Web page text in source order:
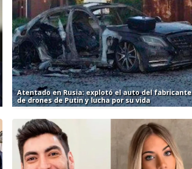
Atentado en Rusia: explotó el auto del fabricante
de drones de Putin y lucha por su vida